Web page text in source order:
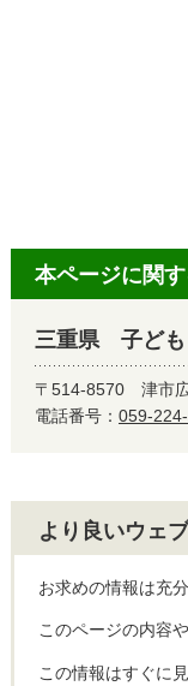
本ページに関
三重県 子ど
〒514-8570 津市
電話番号： 059-
より良いウェ
お求めの情報は充
このページの内容
この情報はすぐに